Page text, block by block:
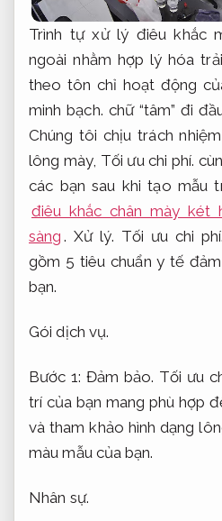
Trình tự xử lý điêu khắc
ngoài nhằm hợp lý hóa
theo tôn chỉ hoạt động
minh bạch. chữ “tâm” đi
Chúng tôi chịu trách
lông mày, Tối ưu chi phí.
các bạn sau khi tạo mẫu
điêu khắc chân mày két
sàng .Xử lý. Tối ưu chi phí.
gồm 5 tiêu chuẩn y tế
bạn.
Gói dịch vụ.
Bước 1: Đảm bảo. Tối ưu
trí của bạn mang phù hợp
và tham khảo hình dạng
màu mẫu của bạn.
Nhân sự.